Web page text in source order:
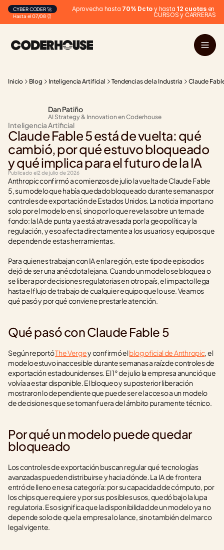
Hasta el 07/08 ⏰
CYBER CODER 🚀 Aprovecha hasta 70% Dcto y hasta 12 cuotas en
CURSOS y CARRERAS
Inicio Blog Inteligencia Artificial Tendencias de la Industria Claude
Dan Patiño
AI Strategy & Innovation en Coderhouse
Inteligencia Artificial
Claude Fable 5 está de vuelta: qué
cambió, por qué estuvo bloqueado
y qué implica para el futuro de la IA
Publicado el2 de julio de 2026
Anthropic confirmó a comienzos de julio la vuelta de Claude Fable
5, su modelo que había quedado bloqueado durante semanas por
controles de exportación de Estados Unidos. La noticia importa no
solo por el modelo en sí, sino por lo que revela sobre un tema de
fondo: la IA de punta ya está atravesada por la geopolítica y la
regulación, y eso afecta directamente a los usuarios y equipos que
dependen de estas herramientas.
Para quienes trabajan con IA en la región, este tipo de episodios
dejó de ser una anécdota lejana. Cuando un modelo se bloquea o
se libera por decisiones regulatorias en otro país, el impacto llega
hasta el flujo de trabajo de cualquier equipo que lo use. Veamos
qué pasó y por qué conviene prestarle atención.
Qué pasó con Claude Fable 5
Según reportó The Verge y confirmó el blog oficial de Anthropic, el
modelo estuvo inaccesible durante semanas a raíz de controles de
exportación estadounidenses. El 1° de julio la empresa anunció que
volvía a estar disponible. El bloqueo y su posterior liberación
mostraron lo dependiente que puede ser el acceso a un modelo
de decisiones que se toman fuera del ámbito puramente técnico.
Por qué un modelo puede quedar
bloqueado
Los controles de exportación buscan regular qué tecnologías
avanzadas pueden distribuirse y hacia dónde. La IA de frontera
entró de lleno en esa categoría: por su capacidad de cómputo, por
los chips que requiere y por sus posibles usos, quedó bajo la lupa
regulatoria. Eso significa que la disponibilidad de un modelo ya no
depende solo de que la empresa lo lance, sino también del marco
legal vigente.